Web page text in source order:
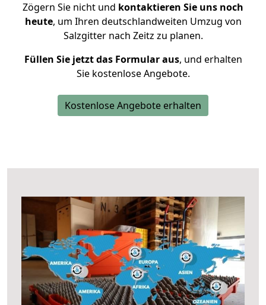
Zögern Sie nicht und kontaktieren Sie uns noch
heute, um Ihren deutschlandweiten Umzug von
Salzgitter nach Zeitz zu planen.
Füllen Sie jetzt das Formular aus, und erhalten
Sie kostenlose Angebote.
Kostenlose Angebote erhalten